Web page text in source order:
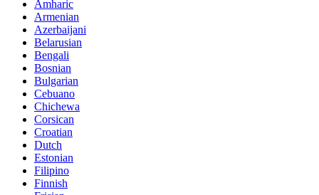
Amharic
Armenian
Azerbaijani
Belarusian
Bengali
Bosnian
Bulgarian
Cebuano
Chichewa
Corsican
Croatian
Dutch
Estonian
Filipino
Finnish